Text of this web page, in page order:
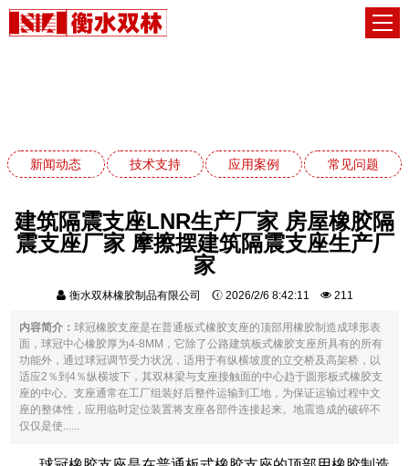
新闻动态 技术支持 应用案例 常见问题
建筑隔震支座LNR生产厂家 房屋橡胶隔
震支座厂家 摩擦摆建筑隔震支座生产厂
家
衡水双林橡胶制品有限公司 2026/2/6 8:42:11 211
内容简介：球冠橡胶支座是在普通板式橡胶支座的顶部用橡胶制造成球形表
面，球冠中心橡胶厚为4-8MM，它除了公路建筑板式橡胶支座所具有的所有
功能外，通过球冠调节受力状况，适用于有纵横坡度的立交桥及高架桥，以
适应2％到4％纵横坡下，其双林梁与支座接触面的中心趋于圆形板式橡胶支
座的中心。支座通常在工厂组装好后整件运输到工地，为保证运输过程中文
座的整体性，应用临时定位装置将支座各部件连接起来。地震造成的破碎不
仅仅是使......